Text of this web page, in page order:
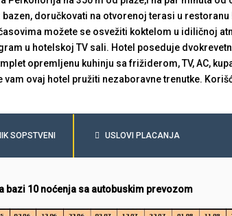
doručkovati na otvorenoj terasi u
možete se osvežiti koktelom u idiličnoj
u hotelskoj TV sali. Hotel poseduje
opremljenu kuhinju sa frižiderom, TV, AC,
ovaj hotel pružiti nezaboravne trenutke.
SOPSTVENI USLOVI PLACANJA
bazi 10 noćenja sa autobuskim prevozom